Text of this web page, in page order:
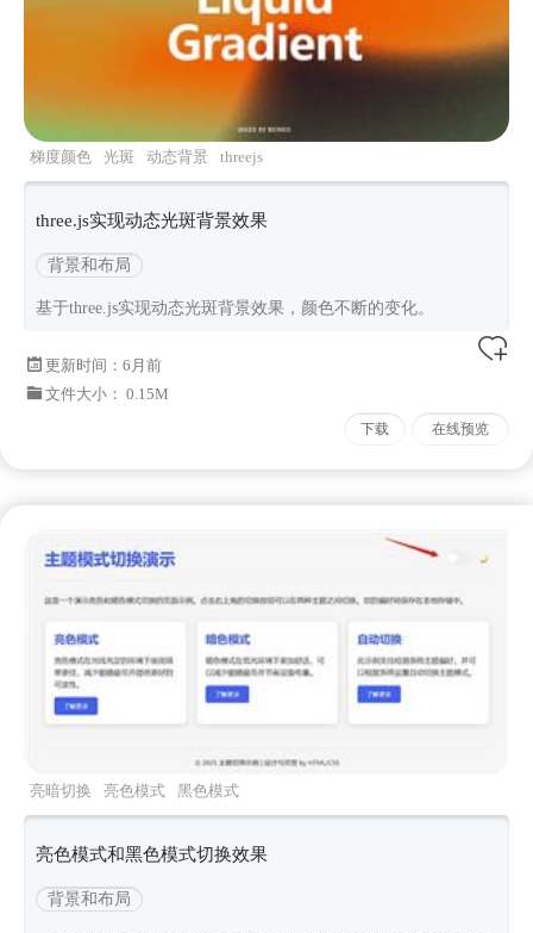
梯度颜色 光斑 动态背景 threejs
three.js实现动态光斑背景效果
背景和布局
基于three.js实现动态光斑背景效果，颜色不断的变化。
更新时间： 6月前
文件大小： 0.15M
下载 在线预览
亮暗切换 亮色模式 黑色模式
亮色模式和黑色模式切换效果
背景和布局